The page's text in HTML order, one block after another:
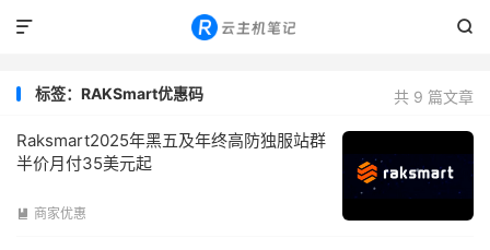


共 9 篇文章
标签：RAKSmart优惠码
Raksmart2025年黑五及年终高防独服站群
半价月付35美元起
 商家优惠